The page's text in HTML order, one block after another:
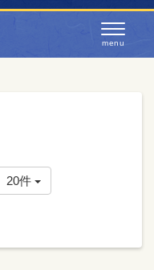
20件